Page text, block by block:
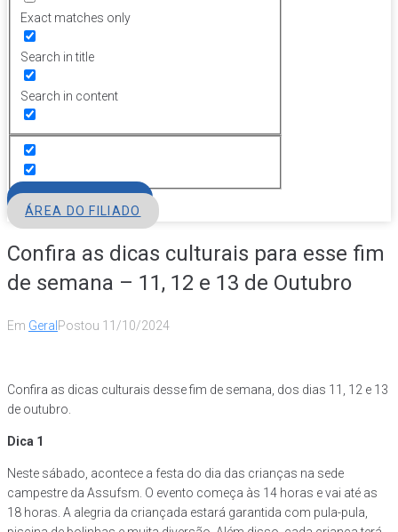
Exact matches only
Search in title
Search in content
ÁREA DO FILIADO
Confira as dicas culturais para esse fim
de semana – 11, 12 e 13 de Outubro
Em Geral Postou 11/10/2024
Confira as dicas culturais desse fim de semana, dos dias 11, 12 e 13
de outubro.
Dica 1
Neste sábado, acontece a festa do dia das crianças na sede
campestre da Assufsm. O evento começa às 14 horas e vai até as
18 horas. A alegria da criançada estará garantida com pula-pula,